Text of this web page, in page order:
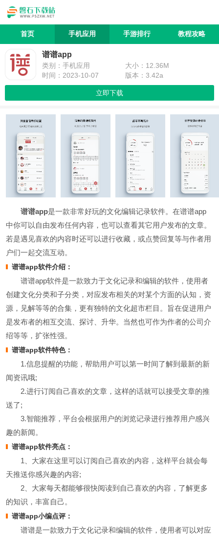
首页 手机应用 手游排行 教程攻略
谱谱app
类别：手机应用
大小：12.36M
时间：2023-10-07
版本：3.42a
立即下载
谱谱app是一款非常好玩的文化编辑记录软件。在谱谱app
中你可以自由发布任何内容，也可以查看其它用户发布的文章。
若是遇见喜欢的内容时还可以进行收藏，或点赞回复等与作者用
户们一起交流互动。
谱谱app软件介绍：
谱谱app软件是一款致力于文化记录和编辑的软件，使用者
创建文化分类和子分类，对应发布相关的对某个方面的认知，资
源，见解等等的合集，更有独特的文化超市栏目。旨在促进用户
是发布者的相互交流、探讨、升华。当然也可作为作者的公司介
绍等等，扩张性强。
谱谱app软件特色：
1.信息提醒的功能，帮助用户可以第一时间了解到最新的新
闻资讯哦;
2.进行订阅自己喜欢的文章，这样的话就可以接受文章的推
送了;
3.智能推荐，平台会根据用户的浏览记录进行推荐用户感兴
趣的新闻。
谱谱app软件亮点：
1、大家在这里可以订阅自己喜欢的内容，这样平台就会每
天推送你感兴趣的内容;
2、大家每天都能够很快阅读到自己喜欢的内容，了解更多
的知识，丰富自己。
谱谱app小编点评：
谱谱是一款致力于文化记录和编辑的软件，使用者可以对应